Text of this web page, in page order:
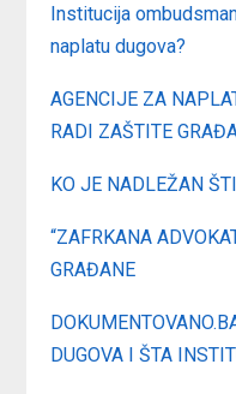
Institucija
naplatu dugova?
AGENCIJE ZA
RADI ZAŠTITE
KO JE NADLEŽAN
“ZAFRKANA
GRAĐANE
DUGOVA I ŠTA